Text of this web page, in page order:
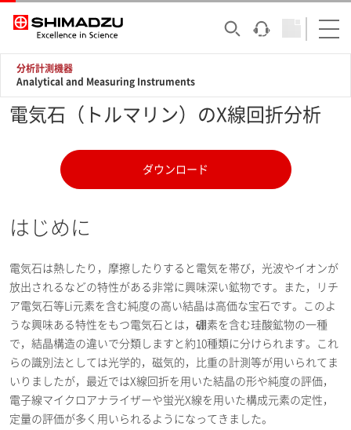
分析計測機器
Analytical and Measuring Instruments
電気石（トルマリン）のX線回折分析
ダウンロード
はじめに
電気石は熱したり，摩擦したりすると電気を帯び，光波やイオンが
放出されるなどの特性がある非常に興味深い鉱物です。また，リチ
ア電気石等Li元素を含む純度の高い結晶は高価な宝石です。このよ
うな興味ある特性をもつ電気石とは，硼素を含む珪酸鉱物の一種
で，結晶構造の違いで分類しますと約10種類に分けられます。これ
らの識別法としては光学的，磁気的，比重の計測等が用いられてま
いりましたが，最近ではX線回折を用いた結晶の形や純度の評価，
電子線マイクロアナライザーや蛍光X線を用いた構成元素の定性，
定量の評価が多く用いられるようになってきました。